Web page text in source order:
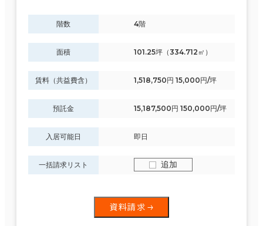
階数 4階
面積 101.25坪（334.712㎡）
賃料（共益費含） 1,518,750円 15,000円/坪
預託金 15,187,500円 150,000円/坪
入居可能日 即日
一括請求リスト 追加
資料請求